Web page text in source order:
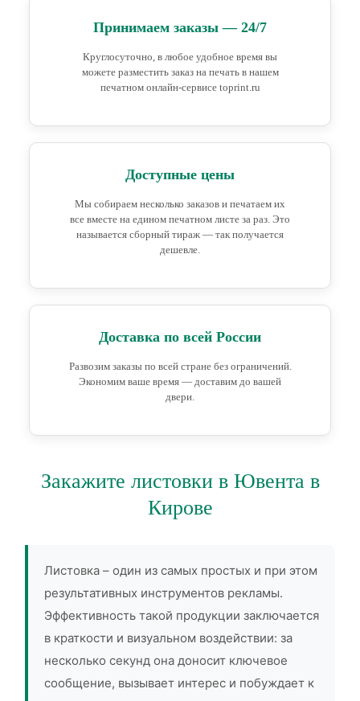
Принимаем заказы — 24/7
Круглосуточно, в любое удобное время вы
можете разместить заказ на печать в нашем
печатном онлайн-сервисе toprint.ru
Доступные цены
Мы собираем несколько заказов и печатаем их
все вместе на едином печатном листе за раз. Это
называется сборный тираж — так получается
дешевле.
Доставка по всей России
Развозим заказы по всей стране без ограничений.
Экономим ваше время — доставим до вашей
двери.
Закажите листовки в Ювента в
Кирове
Листовка – один из самых простых и при этом
результативных инструментов рекламы.
Эффективность такой продукции заключается
в краткости и визуальном воздействии: за
несколько секунд она доносит ключевое
сообщение, вызывает интерес и побуждает к